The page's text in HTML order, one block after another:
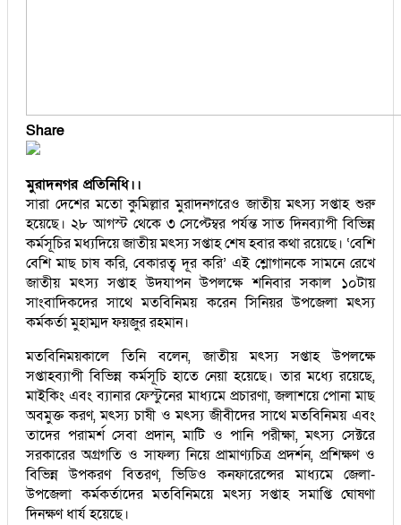
Share
মুরাদনগর প্রতিনিধি।।
সারা দেশের মতো কুমিল্লার মুরাদনগরেও জাতীয় মৎস্য সপ্তাহ শুরু
হয়েছে। ২৮ আগস্ট থেকে ৩ সেপ্টেম্বর পর্যন্ত সাত দিনব্যাপী বিভিন্ন
কর্মসূচির মধ্যদিয়ে জাতীয় মৎস্য সপ্তাহ শেষ হবার কথা রয়েছে। ‘বেশি
বেশি মাছ চাষ করি, বেকারত্ব দূর করি’ এই শ্লোগানকে সামনে রেখে
জাতীয় মৎস্য সপ্তাহ উদযাপন উপলক্ষে শনিবার সকাল ১০টায়
সাংবাদিকদের সাথে মতবিনিময় করেন সিনিয়র উপজেলা মৎস্য
কর্মকর্তা মুহাম্মদ ফয়জুর রহমান।
মতবিনিময়কালে তিনি বলেন, জাতীয় মৎস্য সপ্তাহ উপলক্ষে
সপ্তাহব্যাপী বিভিন্ন কর্মসূচি হাতে নেয়া হয়েছে। তার মধ্যে রয়েছে,
মাইকিং এবং ব্যানার ফেস্টুনের মাধ্যমে প্রচারণা, জলাশয়ে পোনা মাছ
অবমুক্ত করণ, মৎস্য চাষী ও মৎস্য জীবীদের সাথে মতবিনিময় এবং
তাদের পরামর্শ সেবা প্রদান, মাটি ও পানি পরীক্ষা, মৎস্য সেক্টরে
সরকারের অগ্রগতি ও সাফল্য নিয়ে প্রামাণ্যচিত্র প্রদর্শন, প্রশিক্ষণ ও
বিভিন্ন উপকরণ বিতরণ, ভিডিও কনফারেন্সের মাধ্যমে জেলা-
উপজেলা কর্মকর্তাদের মতবিনিময়ে মৎস্য সপ্তাহ সমাপ্তি ঘোষণা
দিনক্ষণ ধার্য হয়েছে।